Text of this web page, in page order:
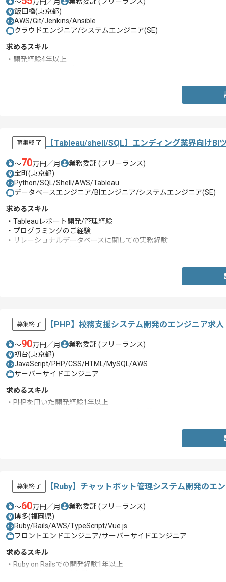
飯田橋(東京都)
AWS/Git/Jenkins/Ansible
クラウドエンジニア/システムエンジニア(SE)
求めるスキル
・開発経験4年以上
募集終了 【Tableau/shell/SQL】エンディング業界向けBI
〜70万円／月 業務委託 (フリーランス)
宝町(東京都)
Python/SQL/Shell/AWS/Tableau
データベースエンジニア/BIエンジニア/システムエンジニア(SE)
求めるスキル
・Tableauレポート開発/管理経験
・プログラミングのご経験
・リレーショナルデータベースに関しての実務経験
募集終了 【PHP】校務支援システム開発のエンジニア求
〜90万円／月 業務委託 (フリーランス)
初台(東京都)
JavaScript/PHP/CSS/HTML/MySQL/AWS
サーバーサイドエンジニア
求めるスキル
・PHPを用いた開発経験1年以上
募集終了 【Ruby】チャットボット管理システム開発のエ
〜60万円／月 業務委託 (フリーランス)
博多(福岡県)
Ruby/Rails/AWS/TypeScript/Vue.js
フロントエンドエンジニア/サーバーサイドエンジニア
求めるスキル
・Ruby on Railsでの開発経験1年以上